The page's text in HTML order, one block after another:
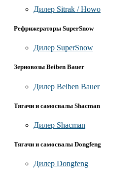
Дилер Sitrak / Howo
Рефрижераторы SuperSnow
Дилер SuperSnow
Зерновозы Beiben Bauer
Дилер Beiben Bauer
Тягачи и самосвалы Shacman
Дилер Shacman
Тягачи и самосвалы Dongfeng
Дилер Dongfeng